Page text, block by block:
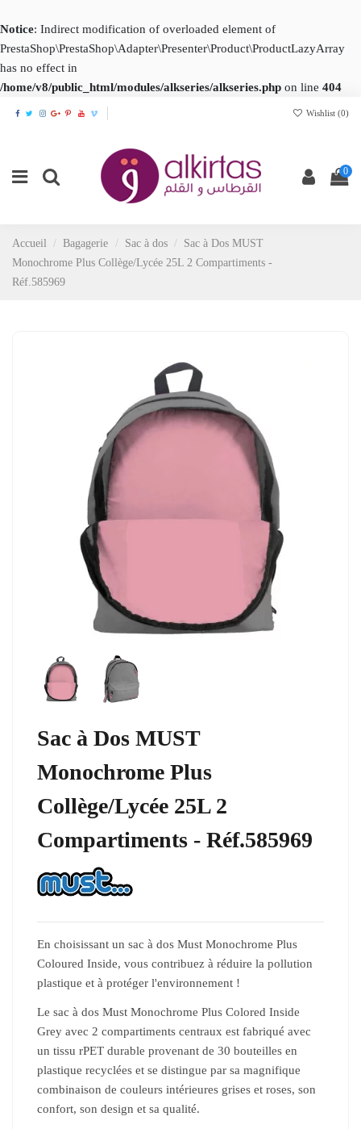
Notice: Indirect modification of overloaded element of
PrestaShop\PrestaShop\Adapter\Presenter\Product\ProductLazyArray
has no effect in
/home/v8/public_html/modules/alkseries/alkseries.php on line 404
Wishlist (0)
0
Accueil Bagagerie Sac à dos
Sac à Dos MUST
Monochrome Plus Collège/Lycée 25L 2 Compartiments -
Réf.585969
Sac à Dos MUST
Monochrome Plus
Collège/Lycée 25L 2
Compartiments - Réf.585969
En choisissant un sac à dos Must Monochrome Plus
Coloured Inside, vous contribuez à réduire la pollution
plastique et à protéger l'environnement !
Le sac à dos Must Monochrome Plus Colored Inside
Grey avec 2 compartiments centraux est fabriqué avec
un tissu rPET durable provenant de 30 bouteilles en
plastique recyclées et se distingue par sa magnifique
combinaison de couleurs intérieures grises et roses, son
confort, son design et sa qualité.